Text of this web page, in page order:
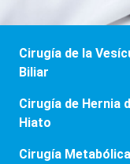
Cirugía de la
Biliar
Cirugía de Hernia
Hiato
Cirugía Metabólica